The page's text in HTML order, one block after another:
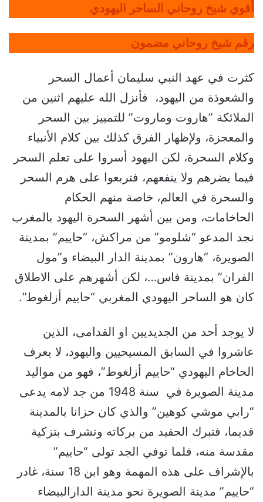
أقوي شيخ روحاني الساحر اليهودي
رقم شيخ روحاني مضمون
كثرت في عهد النبي سليمان أعمال السحر
والشعوذة من اليهود، فأنزل الله عليهم اثنين من
الملائكة ”هاروت وماروت” للتمييز بين السحر
والمعجزة، ولإظهار الفرق كذلك بين كلام الأنبياء
وكلام السحرة، لكن اليهود أسروا على تعلم السحر
فيما يضرهم ولا ينفعهم، فتربعوا على هرم السحر
والسحرة في العالم، خاصة منهم الحكام
الحاخامات، ومن بين أشهر السحرة اليهود بالمغرب
نجد المدعو “شلومو” من مراكش، “حاييم” بمدينة
الصويرة، “هارون” بمدينة الدار البيضاء و”مول
الفران” بمدينة فاس…، لكن أشهرهم على الاطلاق
كان هو الساحر اليهودي المغربي “حاييم أزلغوط”.
لا يوجد أحد من الجديديين او القدامى، الذين
عاشروا في السابق المسيحيين واليهود، لا يعرف
الحاخام اليهودي “حاييم أزلغوط”، فهو من مواليد
مدينة الصويرة في سنة 1948 من جد لامه يدعى
“رابي موشي كوهين” والذي كان حزانا بالمدينة
قديما، فتبرك الحفيد من بركاته وتشرف بتزكية
مقدسة منه، فلما توفي الجد تولى “حاييم”
بالإشراف على هذه المهمة وهو ابن 18 سنة، غادر
“حاييم” مدينة الصويرة نحو مدينة الدارالبيضاء